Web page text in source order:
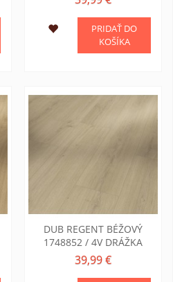
PRIDAŤ DO
KOŠÍKA
DUB REGENT BÉŽOVÝ
1748852 / 4V DRÁŽKA
39,99 €